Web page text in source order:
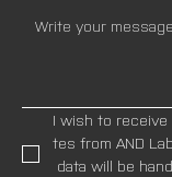
I wish to
tes from AND
data will be